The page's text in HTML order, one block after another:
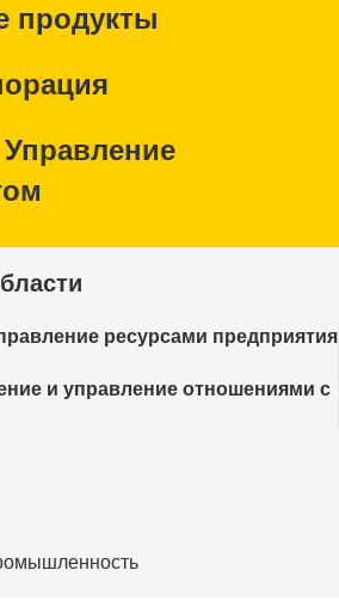
продукты
ресурсами предприятия
и управление отношениями с